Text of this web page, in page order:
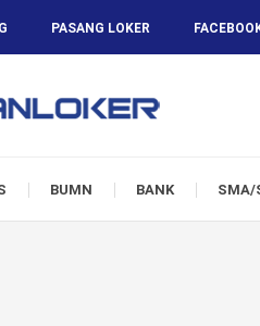
PASANG LOKER
BUMN BANK SMA/